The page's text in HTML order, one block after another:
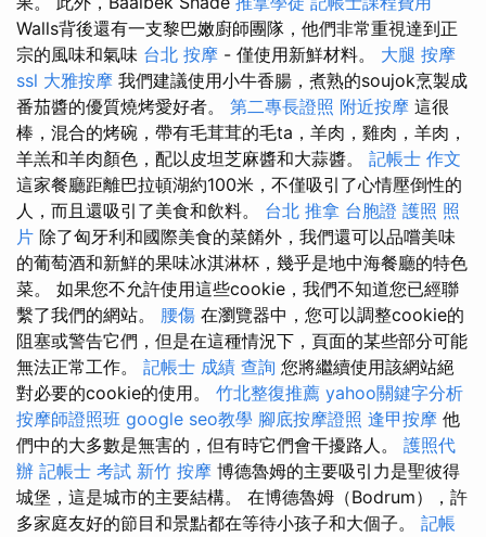
Walls背後還有一支黎巴嫩廚師團隊，他們非常重視達到正
宗的風味和氣味 台北 按摩 - 僅使用新鮮材料。 大腿 按摩
ssl 大雅按摩 我們建議使用小牛香腸，煮熟的soujok烹製成
番茄醬的優質燒烤愛好者。 第二專長證照 附近按摩 這很
棒，混合的烤碗，帶有毛茸茸的毛ta，羊肉，雞肉，羊肉，
羊羔和羊肉顏色，配以皮坦芝麻醬和大蒜醬。 記帳士 作文
這家餐廳距離巴拉頓湖約100米，不僅吸引了心情壓倒性的
人，而且還吸引了美食和飲料。 台北 推拿 台胞證 護照 照
片 除了匈牙利和國際美食的菜餚外，我們還可以品嚐美味
的葡萄酒和新鮮的果味冰淇淋杯，幾乎是地中海餐廳的特色
菜。 如果您不允許使用這些cookie，我們不知道您已經聯
繫了我們的網站。 腰傷 在瀏覽器中，您可以調整cookie的
阻塞或警告它們，但是在這種情況下，頁面的某些部分可能
無法正常工作。 記帳士 成績 查詢 您將繼續使用該網站絕
對必要的cookie的使用。 竹北整復推薦 yahoo關鍵字分析
按摩師證照班 google seo教學 腳底按摩證照 逢甲按摩 他
們中的大多數是無害的，但有時它們會干擾路人。 護照代
辦 記帳士 考試 新竹 按摩 博德魯姆的主要吸引力是聖彼得
城堡，這是城市的主要結構。 在博德魯姆（Bodrum），許
多家庭友好的節目和景點都在等待小孩子和大個子。 記帳